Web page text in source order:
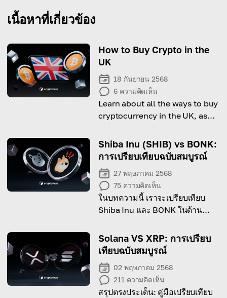
เนื้อหาที่เกี่ยวข้อง
How to Buy Crypto in the
UK
18 กันยายน 2568
6 ความคิดเห็น
Learn about all the ways to buy
cryptocurrency in the UK, as
Shiba Inu (SHIB) vs BONK:
การเปรียบเทียบฉบับสมบูรณ์
27 พฤษภาคม 2568
75 ความคิดเห็น
ในบทความนี้ เราจะเปรียบเทียบ
Shiba Inu และ BONK ในด้าน
Solana VS XRP: การเปรียบ
เทียบฉบับสมบูรณ์
02 พฤษภาคม 2568
211 ความคิดเห็น
สรุปตรงประเด็น: คู่มือเปรียบเทียบ